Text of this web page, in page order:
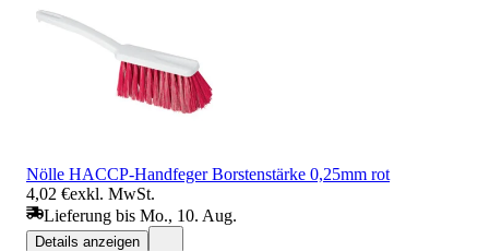
Nölle HACCP-Handfeger Borstenstärke 0,25mm rot
4,02 €exkl. MwSt.
Lieferung bis Mo., 10. Aug.
Details anzeigen